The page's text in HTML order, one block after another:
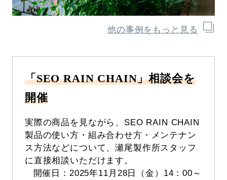
他の事例をもっと見る
「SEO RAIN CHAIN」相談会を
開催
実際の商品を見ながら、SEO RAIN CHAIN
製品の使い方・組み合わせ方・メンテナン
ス方法などについて、瀬尾製作所スタッフ
に直接相談いただけます。
開催日：2025年11月28日（金）14：00～